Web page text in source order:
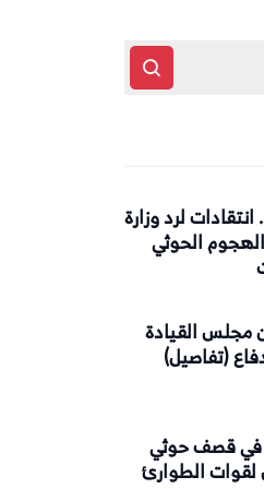
انتقادات لرد وزارة
الحوثي
القيادة
(تفاصيل)
جندياً في قصف حوثي
الطوارئ